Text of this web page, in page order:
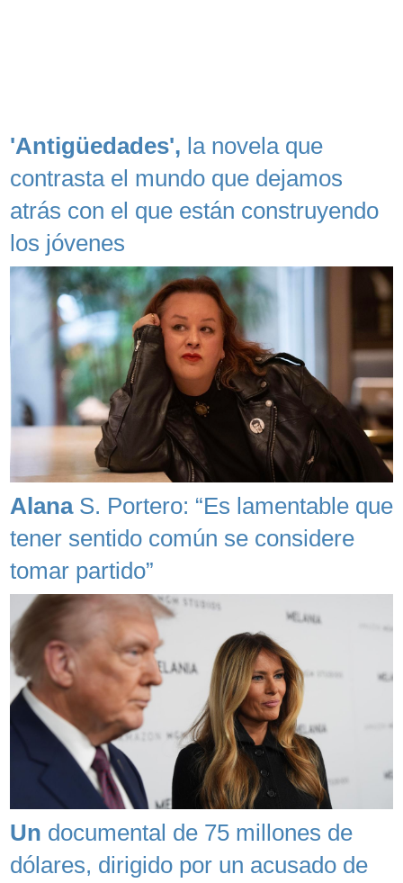
'Antigüedades', la novela que
contrasta el mundo que dejamos
atrás con el que están construyendo
los jóvenes
AlanaS. Portero: “Es lamentable que
tener sentido común se considere
tomar partido”
Un documental de 75 millones de
dólares, dirigido por un acusado de